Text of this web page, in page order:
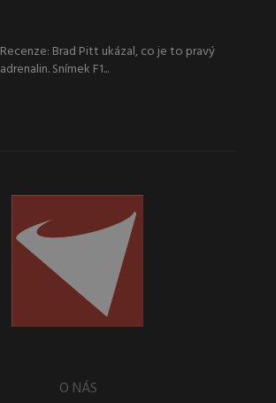
Recenze: Brad Pitt ukázal, co je to pravý
adrenalin. Snímek F1...
O NÁS